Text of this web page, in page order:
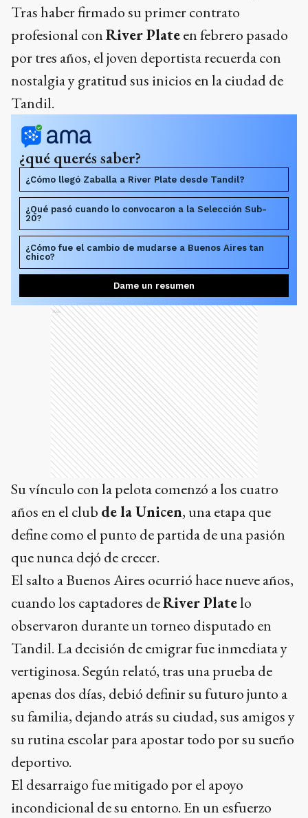
Tras haber firmado su primer contrato
profesional conRiver Plateen febrero pasado
por tres años, el joven deportista recuerda con
nostalgia y gratitud sus inicios en la ciudad de
Tandil.
¿qué querés saber?
¿Cómo llegó Zaballa a River Plate desde Tandil?
¿Qué pasó cuando lo convocaron a la Selección Sub-
20?
¿Cómo fue el cambio de mudarse a Buenos Aires tan
chico?
Dame un resumen
Ads
Su vínculo con la pelota comenzó a los cuatro
años en el club de la Unicen, una etapa que
define como el punto de partida de una pasión
que nunca dejó de crecer.
El salto a Buenos Aires ocurrió hace nueve años,
cuando los captadores deRiver Platelo
observaron durante un torneo disputado en
Tandil. La decisión de emigrar fue inmediata y
vertiginosa. Según relató, tras una prueba de
apenas dos días, debió definir su futuro junto a
su familia, dejando atrás su ciudad, sus amigos y
su rutina escolar para apostar todo por su sueño
deportivo.
El desarraigo fue mitigado por el apoyo
incondicional de su entorno. En un esfuerzo